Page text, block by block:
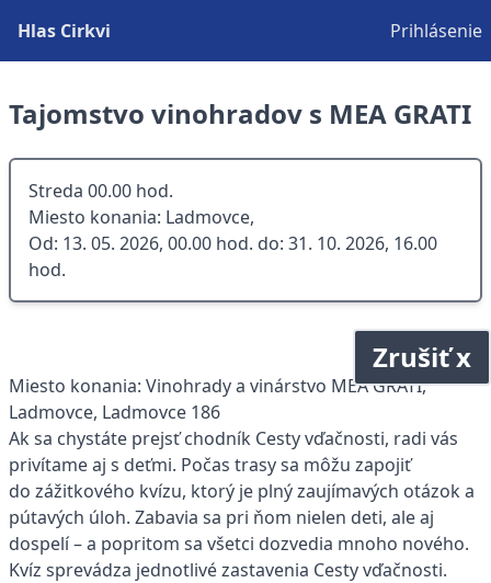
Hlas Cirkvi Prihlásenie
Tajomstvo vinohradov s MEA GRATI
Streda 00.00 hod.
Miesto konania: Ladmovce,
Od: 13. 05. 2026, 00.00 hod. do: 31. 10. 2026, 16.00
hod.
Zrušiť x
Miesto konania: Vinohrady a vinárstvo MEA GRATI,
Ladmovce, Ladmovce 186
Ak sa chystáte prejsť chodník Cesty vďačnosti, radi vás
privítame aj s deťmi. Počas trasy sa môžu zapojiť
do zážitkového kvízu, ktorý je plný zaujímavých otázok a
pútavých úloh. Zabavia sa pri ňom nielen deti, ale aj
dospelí – a popritom sa všetci dozvedia mnoho nového.
Kvíz sprevádza jednotlivé zastavenia Cesty vďačnosti.